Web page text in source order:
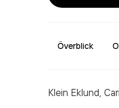
Överblick
Klein Eklund,